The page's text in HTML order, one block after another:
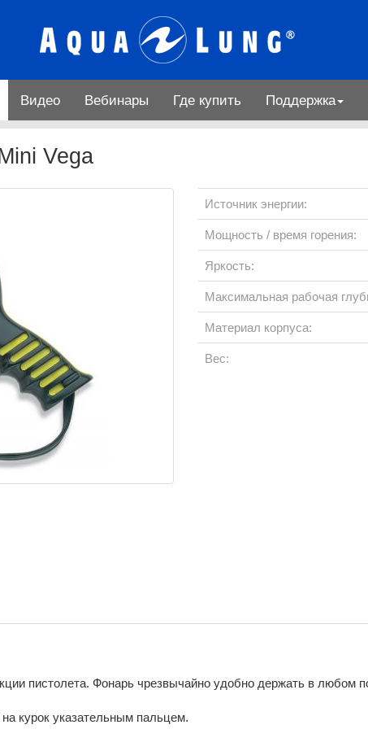
Видео Вебинары Где купить Поддержка
Vega
Источник энергии:
Мощность / время горения:
Яркость:
Максимальная рабочая
Материал корпуса:
Вес:
пистолета. Фонарь чрезвычайно удобно держать в любом
курок указательным пальцем.